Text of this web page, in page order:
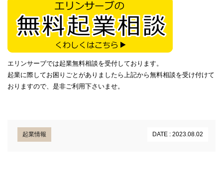
エリンサーブでは起業無料相談を受付しております。
起業に際してお困りごとがありましたら上記から無料相談を受け付けて
おりますので、是非ご利用下さいませ。
起業情報 DATE : 2023.08.02